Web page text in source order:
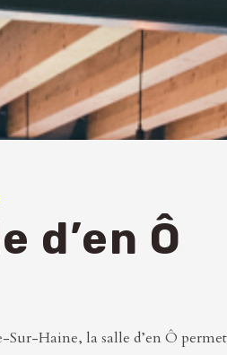
d’en Ô
Haine, la salle d’en Ô permet